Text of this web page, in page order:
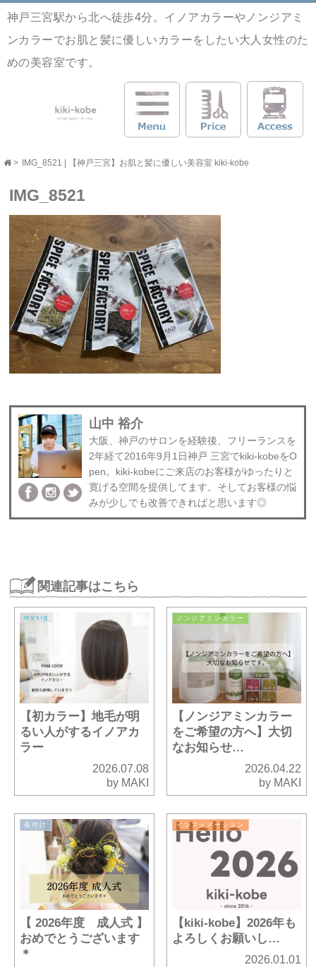
神戸三宮駅から北へ徒歩4分。イノアカラーやノンジアミ
ンカラーでお肌と髪に優しいカラーをしたい大人女性のた
めの美容室です。
> IMG_8521 | 【神戸三宮】お肌と髪に優しい美容室 kiki-kobe
IMG_8521
山中 裕介
大阪、神戸のサロンを経験後、フリーランスを
2年経て2016年9月1日神戸 三宮でkiki-kobeをO
pen。kiki-kobeにご来店のお客様がゆったりと
寛げる空間を提供してます。そしてお客様の悩
みが少しでも改善できればと思います◎
関連記事はこちら
mysig
【初カラー】地毛が明
るい人がするイノアカ
ラー
2026.07.08
by MAKI
ノンジアミンカラー
【ノンジアミンカラー
をご希望の方へ】大切
なお知らせ…
2026.04.22
by MAKI
着付け
【 2026年度 成人式 】
おめでとうございます
＊
インフォメーション
【kiki-kobe】2026年も
よろしくお願いし…
2026.01.01